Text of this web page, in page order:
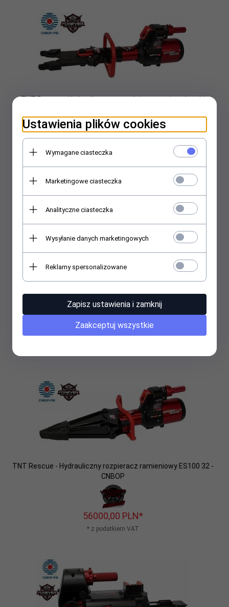
TNT Rescue - Hydrauliczne narzędzie ratownicze kombi
53000,00
TNT Rescue - Hydrauliczne nożyce ESLC 29 - CNBOP
51000, 00 PLN*
TNT Rescue - Hydrauliczny rozpieracz ramieniowy ES100 32 -
CNBOP
56000,00 PLN*
* z podatkiem VAT
Ustawienia plików cookies
Wymagane ciasteczka
Marketingowe ciasteczka
Analityczne ciasteczka
Wysyłanie danych marketingowych
Reklamy spersonalizowane
Zapisz ustawienia i zamknij
Zaakceptuj wszystkie